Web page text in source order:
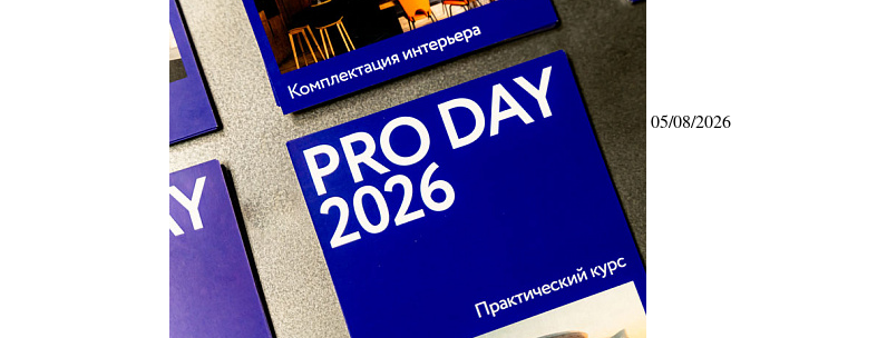
05/08/2026